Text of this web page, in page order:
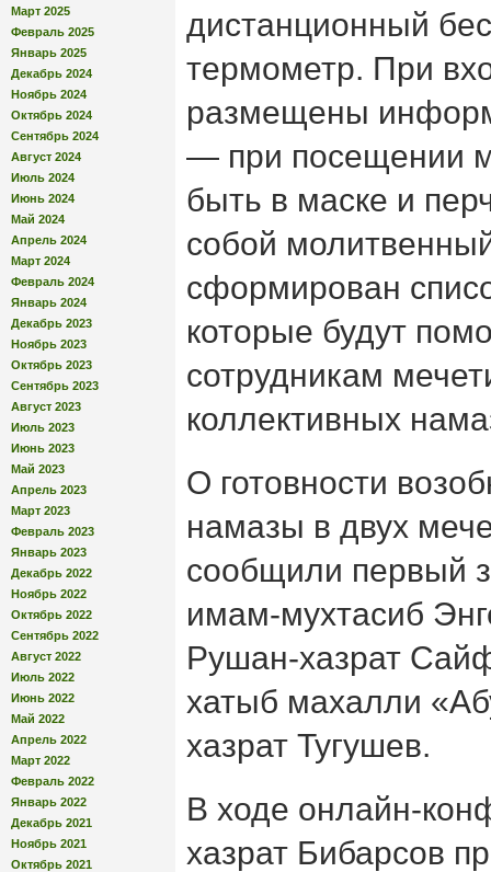
Март 2025
Февраль 2025
Январь 2025
Декабрь 2024
Ноябрь 2024
Октябрь 2024
Сентябрь 2024
Август 2024
Июль 2024
Июнь 2024
Май 2024
Апрель 2024
Март 2024
Февраль 2024
Январь 2024
Декабрь 2023
Ноябрь 2023
Октябрь 2023
Сентябрь 2023
Август 2023
Июль 2023
Июнь 2023
Май 2023
Апрель 2023
Март 2023
Февраль 2023
Январь 2023
Декабрь 2022
Ноябрь 2022
Октябрь 2022
Сентябрь 2022
Август 2022
Июль 2022
Июнь 2022
Май 2022
Апрель 2022
Март 2022
Февраль 2022
Январь 2022
Декабрь 2021
Ноябрь 2021
Октябрь 2021
дистанционный
термометр. При
размещены
— при посещении
быть в маске и
собой
сформирован
которые будут
сотрудникам
коллективных
О готовности
намазы в двух
сообщили первый
имам-мухтасиб
Рушан-хазрат
хатыб махалли
хазрат Тугушев.
В ходе онлайн-
хазрат Бибарсов